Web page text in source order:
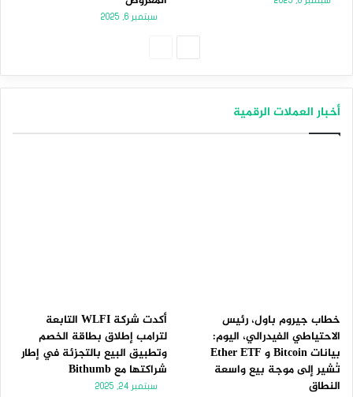
سبتمبر 6, 2025
أخبار العملات الرقمية
خطاب جيروم باول، رئيس
الاحتياطي الفيدرالي، اليوم:
بيانات Bitcoin و Ether ETF
تُشير إلى موجة بيع واسعة
النطاق
أكدت شركة WLFI التابعة
لترامب إطلاق بطاقة الخصم
وتطبيق البيع بالتجزئة في إطار
شراكتها مع Bithumb
سبتمبر 24, 2025